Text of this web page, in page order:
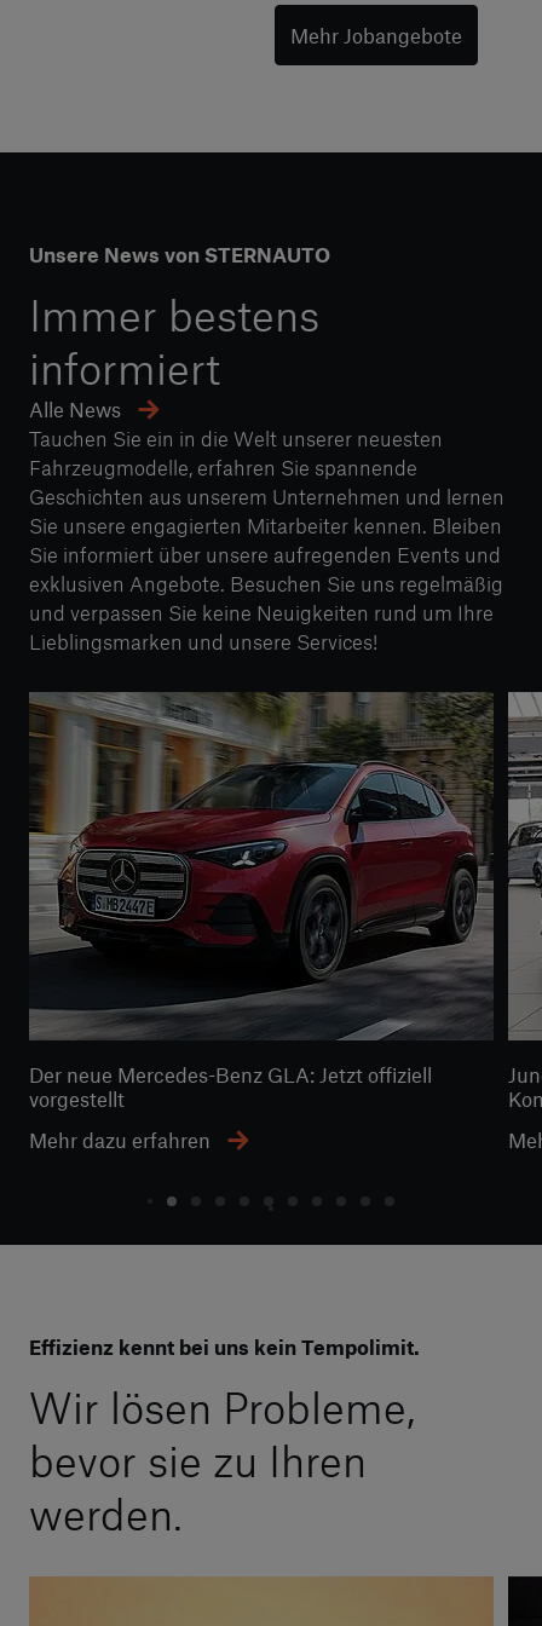
Mehr Jobangebote
Unsere News von STERNAUTO
Immer bestens
informiert
Alle News
Tauchen Sie ein in die Welt unserer neuesten
Fahrzeugmodelle, erfahren Sie spannende
Geschichten aus unserem Unternehmen und lernen
Sie unsere engagierten Mitarbeiter kennen. Bleiben
Sie informiert über unsere aufregenden Events und
exklusiven Angebote. Besuchen Sie uns regelmäßig
und verpassen Sie keine Neuigkeiten rund um Ihre
Lieblingsmarken und unsere Services!
Der neue Mercedes-Benz GLA: Jetzt offiziell
vorgestellt
Mehr dazu erfahren
Effizienz kennt bei uns kein Tempolimit.
Wir lösen Probleme,
bevor sie zu Ihren
werden.